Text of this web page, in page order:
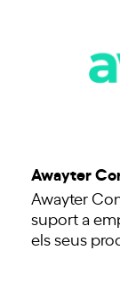
Awayter
Awayter
suport a
els seus